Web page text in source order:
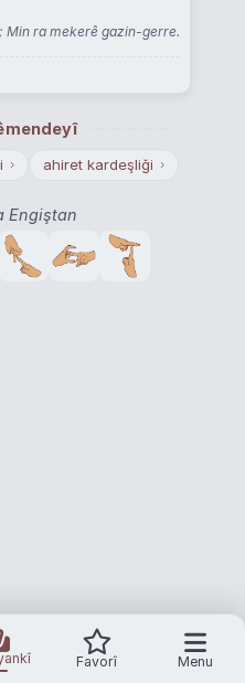
Min ra mekerê gazin-gerre.
› ahiret kardeşliği ›
Engiştan
Favorî Menu